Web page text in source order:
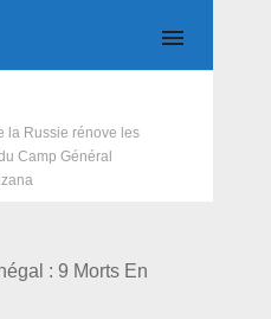
la Russie rénove les
Camp Général
: 9 Morts En